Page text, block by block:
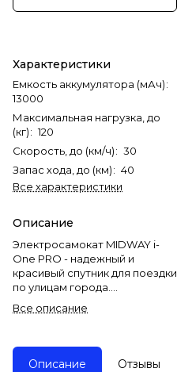
Характеристики
Емкость аккумулятора (мАч):
13000
Максимальная нагрузка, до
(кг): 120
Скорость, до (км/ч): 30
Запас хода, до (км): 40
Все характеристики
Описание
Электросамокат MIDWAY i-
One PRO - надежный и
красивый спутник для поездки
по улицам города.
резвые характеристики,
и удобный интерфейс - все
что нужно для комфортного
Все описание
Описание Отзывы